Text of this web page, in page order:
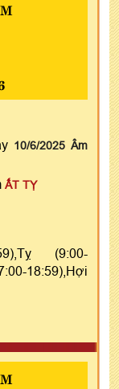
10/6/2025 Âm
ẤT TỴ
(9:00-
18:59),Hợi